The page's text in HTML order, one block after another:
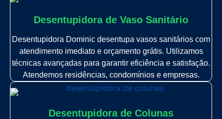
Desentupidora de Vaso Sanitário
Desentupidora Dominic desentupa vasos sanitários com
atendimento imediato e orçamento grátis. Utilizamos
técnicas avançadas para garantir eficiência e satisfação.
Atendemos residências, condomínios e empresas.
Desentupidora de Colunas